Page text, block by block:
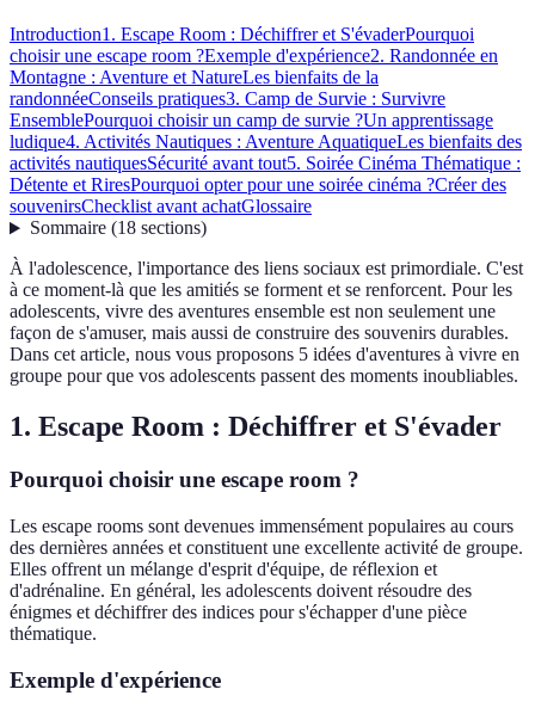
Introduction1. Escape Room : Déchiffrer et S'évaderPourquoi
choisir une escape room ?Exemple d'expérience2. Randonnée en
Montagne : Aventure et NatureLes bienfaits de la
randonnéeConseils pratiques3. Camp de Survie : Survivre
EnsemblePourquoi choisir un camp de survie ?Un apprentissage
ludique4. Activités Nautiques : Aventure AquatiqueLes bienfaits des
activités nautiquesSécurité avant tout5. Soirée Cinéma Thématique :
Détente et RiresPourquoi opter pour une soirée cinéma ?Créer des
souvenirsChecklist avant achatGlossaire
Sommaire(18 sections)
À l'adolescence, l'importance des liens sociaux est primordiale. C'est
à ce moment-là que les amitiés se forment et se renforcent. Pour les
adolescents, vivre des aventures ensemble est non seulement une
façon de s'amuser, mais aussi de construire des souvenirs durables.
Dans cet article, nous vous proposons 5 idées d'aventures à vivre en
groupe pour que vos adolescents passent des moments inoubliables.
1. Escape Room : Déchiffrer et S'évader
Pourquoi choisir une escape room ?
Les escape rooms sont devenues immensément populaires au cours
des dernières années et constituent une excellente activité de groupe.
Elles offrent un mélange d'esprit d'équipe, de réflexion et
d'adrénaline. En général, les adolescents doivent résoudre des
énigmes et déchiffrer des indices pour s'échapper d'une pièce
thématique.
Exemple d'expérience